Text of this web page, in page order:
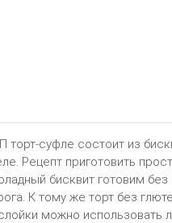
торт-суфле состоит из
Рецепт приготовить
бисквит готовим
К тому же торт без
можно использовать